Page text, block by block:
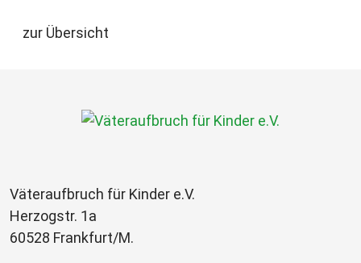
zur Übersicht
Väteraufbruch für Kinder e.V.
Herzogstr. 1a
60528 Frankfurt/M.